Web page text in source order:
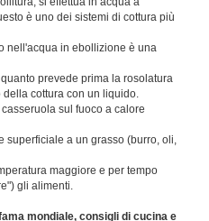
è uno dei sistemi di cottura più
nell'acqua in ebollizione è una
prevede prima la rosolatura
cottura con un liquido.
sul fuoco a calore
superficiale a un grasso (burro, oli,
maggiore e per tempo
gli alimenti.
mondiale, consigli di cucina e